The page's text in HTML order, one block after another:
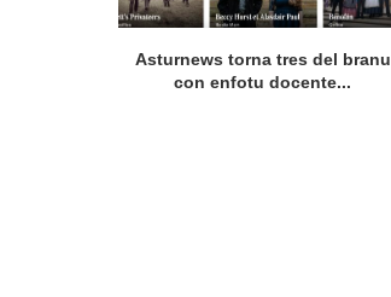
Asturnews torna tres del branu
con enfotu docente...